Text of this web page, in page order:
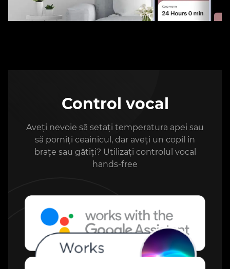
Control vocal
Aveți nevoie să setați temperatura apei sau
să porniți ceainicul, dar aveți un copil în
brațe sau gătiți? Utilizați controlul vocal
hands-free